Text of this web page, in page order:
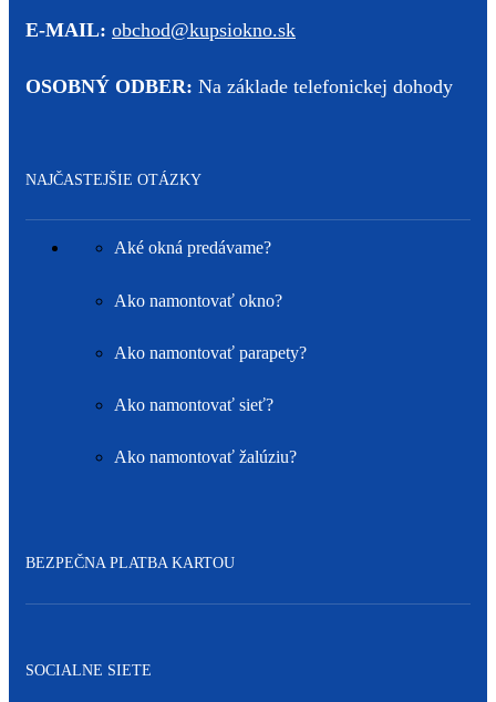
E-MAIL: obchod@kupsiokno.sk
OSOBNÝ ODBER: Na základe telefonickej dohody
NAJČASTEJŠIE OTÁZKY
Aké okná predávame?
Ako namontovať okno?
Ako namontovať parapety?
Ako namontovať sieť?
Ako namontovať žalúziu?
BEZPEČNA PLATBA KARTOU
SOCIALNE SIETE